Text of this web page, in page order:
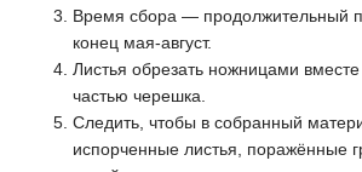
Время сбора — продолжительный
конец мая-август.
Листья обрезать ножницами
частью черешка.
Следить, чтобы в собранный
испорченные листья, поражённые